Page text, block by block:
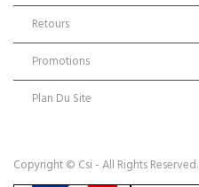
Retours
Promotions
Plan Du Site
Copyright © Csi - All Rights Reserved.